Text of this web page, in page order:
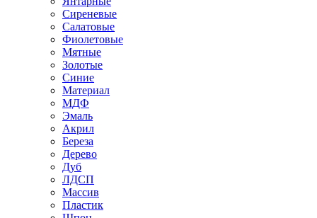
Сиреневые
Салатовые
Фиолетовые
Мятные
Золотые
Синие
Материал
МДФ
Эмаль
Акрил
Береза
Дерево
Дуб
ЛДСП
Массив
Пластик